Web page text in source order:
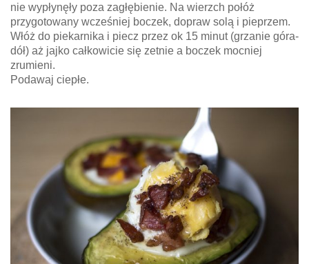
nie wypłynęły poza zagłębienie. Na wierzch połóż
przygotowany wcześniej boczek, dopraw solą i pieprzem.
Włóż do piekarnika i piecz przez ok 15 minut (grzanie góra-
dół) aż jajko całkowicie się zetnie a boczek mocniej
zrumieni.
Podawaj ciepłe.